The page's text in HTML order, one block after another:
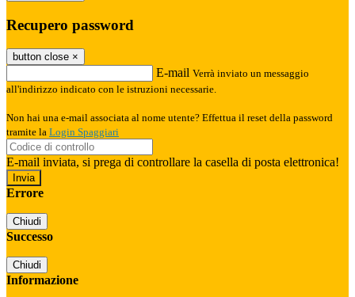
Recupero password
button close ×
E-mail Verrà inviato un messaggio
all'indirizzo indicato con le istruzioni necessarie.
Non hai una e-mail associata al nome utente? Effettua il reset della password
tramite la Login Spaggiari
E-mail inviata, si prega di controllare la casella di posta elettronica!
Errore
Chiudi
Successo
Chiudi
Informazione